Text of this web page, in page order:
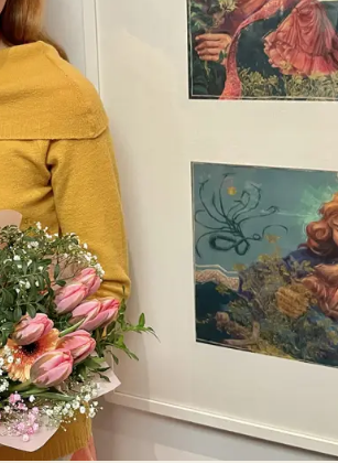
ja koolipsühholoogid